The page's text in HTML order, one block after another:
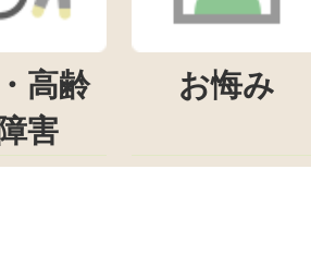
高齢
害
お悔み